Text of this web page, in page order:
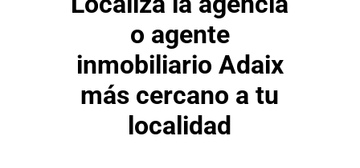
o agente
inmobiliario Adaix
más cercano a tu
localidad